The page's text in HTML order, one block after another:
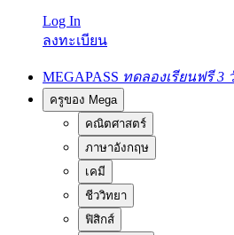
Log In
ลงทะเบียน
MEGAPASS ทดลองเรียนฟรี 3
ครูของ Mega
คณิตศาสตร์
ภาษาอังกฤษ
เคมี
ชีววิทยา
ฟิสิกส์